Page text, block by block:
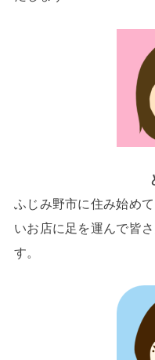
ふじみ野市に住み始め
いお店に足を運んで皆
す。